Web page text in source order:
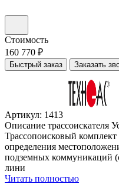
Стоимость
160 770 ₽
Быстрый заказ Заказать
Артикул: 1413
Описание трассоискателя
Трассопоисковый комплект
определения
подземных коммуникаций
лини
Читать полностью